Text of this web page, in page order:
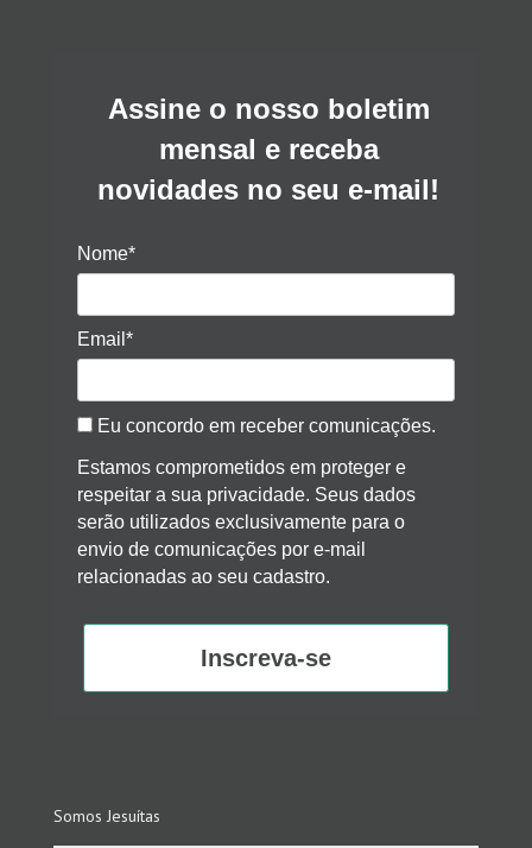
Assine o nosso boletim
mensal e receba
novidades no seu e-mail!
Nome*
Email*
Eu concordo em receber comunicações.
Estamos comprometidos em proteger e
respeitar a sua privacidade. Seus dados
serão utilizados exclusivamente para o
envio de comunicações por e-mail
relacionadas ao seu cadastro.
Inscreva-se
Somos Jesuítas